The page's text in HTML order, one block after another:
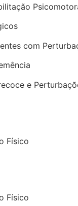
com
e
Físico
Físico